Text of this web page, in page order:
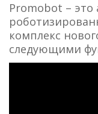
Promobot –
комплекс
следующими